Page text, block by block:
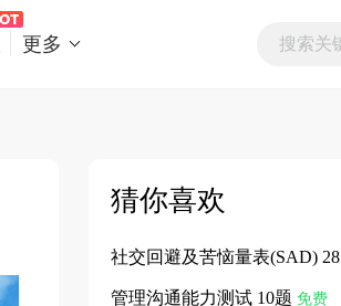
更多
猜你喜欢
社交回避及苦恼量表(SAD) 28题
管理沟通能力测试 10题免费